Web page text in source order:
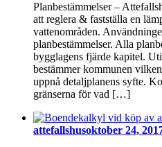
Planbestämmelser –
att reglera & fastställa en
vattenområden.
planbestämmelser. Alla
bygglagens fjärde kapitel.
bestämmer kommunen
uppnå detaljplanens syfte.
gränserna för vad […]
attefallshusoktober 24,